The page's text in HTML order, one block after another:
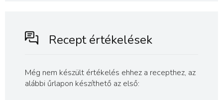
Recept értékelések
Még nem készült értékelés ehhez a recepthez, az
alábbi űrlapon készíthető az első: